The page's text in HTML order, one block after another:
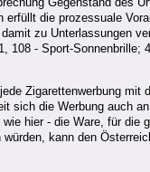
erfüllt die prozessuale
zu Unterlassungen
108 - Sport-
Zigarettenwerbung
sich die Werbung auch
hier - die Ware, für
kann den